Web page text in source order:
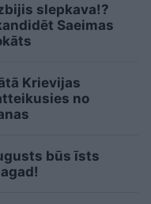
slepkava!?
Saeimas
Krievijas
no
būs īsts